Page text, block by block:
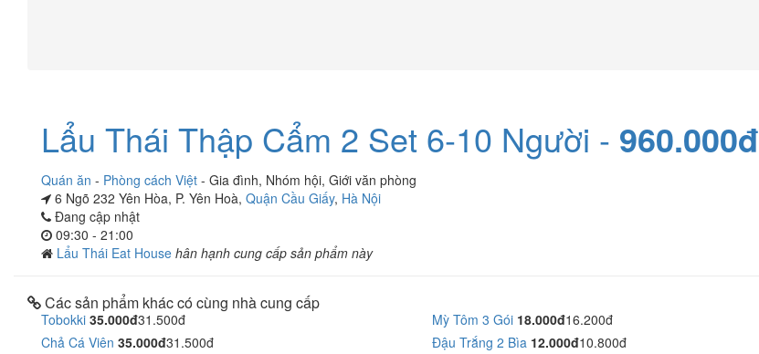
Lẩu Thái Thập Cẩm 2 Set 6-10 Người - 960.000đ
Quán ăn - Phòng cách Việt - Gia đình, Nhóm hội, Giới văn phòng
6 Ngõ 232 Yên Hòa, P. Yên Hoà, Quận Cầu Giấy, Hà Nội
Đang cập nhật
09:30 - 21:00
Lẩu Thái Eat House hân hạnh cung cấp sản phẩm này
Các sản phẩm khác có cùng nhà cung cấp
Tobokki 35.000đ31.500đ Mỳ Tôm 3 Gói 18.000đ16.200đ
Chả Cá Viên 35.000đ31.500đ Đậu Trắng 2 Bìa 12.000đ10.800đ